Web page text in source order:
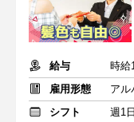
給与
時給
雇用形態
アル
シフト
週1